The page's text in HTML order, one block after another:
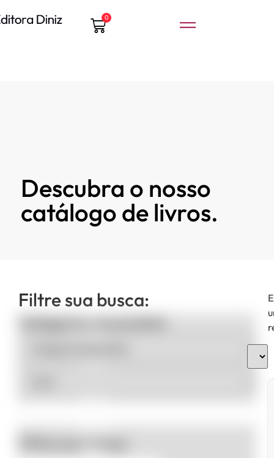
0
Descubra o nosso
catálogo de livros.
Filtre sua busca:
Categorias de produto